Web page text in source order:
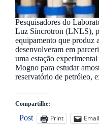
Pesquisadores do
Luz Síncrotron (LNLS),
equipamento que produz
desenvolveram em
uma estação
Mogno para estudar
reservatório de petróleo,
Compartilhe:
Post Print Email